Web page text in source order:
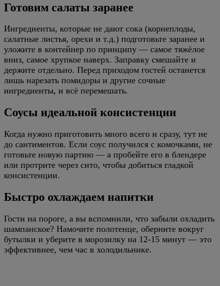
Готовим салаты заранее
Ингредиенты, которые не дают сока (корнеплоды,
салатные листья, орехи и т.д.) подготовьте заранее и
уложите в контейнер по принципу — самое тяжёлое
вниз, самое хрупкое наверх. Заправку смешайте и
держите отдельно. Перед приходом гостей останется
лишь нарезать помидоры и другие сочные
ингредиенты, и всё перемешать.
Соусы идеальной консистенции
Когда нужно приготовить много всего и сразу, тут не
до сантиментов. Если соус получился с комочками, не
готовьте новую партию — а пробейте его в блендере
или протрите через сито, чтобы добиться гладкой
консистенции.
Быстро охлаждаем напитки
Гости на пороге, а вы вспомнили, что забыли охладить
шампанское? Намочите полотенце, оберните вокруг
бутылки и уберите в морозилку на 12-15 минут — это
эффективнее, чем час в холодильнике.